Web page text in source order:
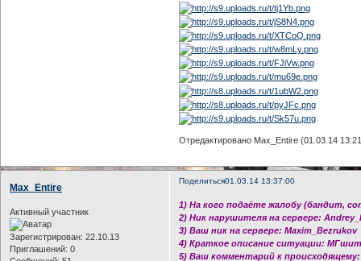
Отредактировано Max_Entire (01.03.14
Поделиться01.03.14 13:37:00
Max_Entire
Активный участник
Зарегистрирован: 22.10.13
Приглашений: 0
1) На кого подаёте жалобу (бандит,
2) Ник нарушителя на сервере:
3) Ваш ник на сервере: Maxim_Bezrukov
4) Краткое описание ситуации:
5) Ваш комментарий к